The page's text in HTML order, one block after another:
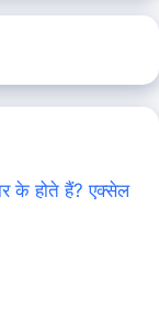
के होते हैं? एक्सेल